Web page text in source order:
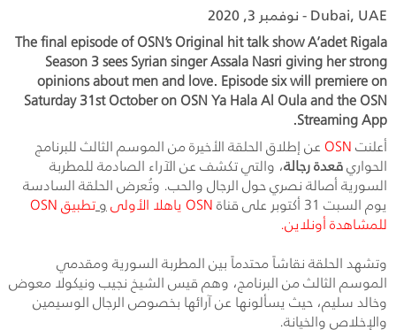
Dubai, UAE - نوفمبر 3, 2020
The final episode of OSN’s Original hit talk show A’adet Rigala
Season 3 sees Syrian singer Assala Nasri giving her strong
opinions about men and love. Episode six will premiere on
Saturday 31st October on OSN Ya Hala Al Oula and the OSN
Streaming App.
أعلنتOSNعن إطلاق الحلقة الأخيرة من الموسم الثالث للبرنامج
الحواريقعدة رجالة، والتي تكشف عن الآراء الصادمة للمطربة
السورية أصالة نصري حول الرجال والحب. وتُعرض الحلقة السادسة
يوم السبت 31 أكتوبر على قناة OSNياهلا الأولىوتطبيقOSN
للمشاهدة أونلاين.
وتشهد الحلقة نقاشاً محتدماً بين المطربة السورية ومقدمي
الموسم الثالث من البرنامج، وهم قيس الشيخ نجيب ونيكولا معوض
وخالد سليم، حيث يسألونها عن آرائها بخصوص الرجال الوسيمين
والإخلاص والخيانة.